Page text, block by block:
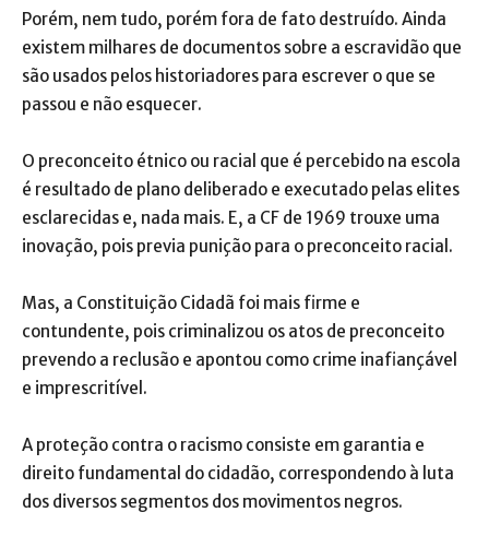
Porém, nem tudo, porém fora de fato destruído. Ainda
existem milhares de documentos sobre a escravidão que
são usados pelos historiadores para escrever o que se
passou e não esquecer.
O preconceito étnico ou racial que é percebido na escola
é resultado de plano deliberado e executado pelas elites
esclarecidas e, nada mais. E, a CF de 1969 trouxe uma
inovação, pois previa punição para o preconceito racial.
Mas, a Constituição Cidadã foi mais firme e
contundente, pois criminalizou os atos de preconceito
prevendo a reclusão e apontou como crime inafiançável
e imprescritível.
A proteção contra o racismo consiste em garantia e
direito fundamental do cidadão, correspondendo à luta
dos diversos segmentos dos movimentos negros.